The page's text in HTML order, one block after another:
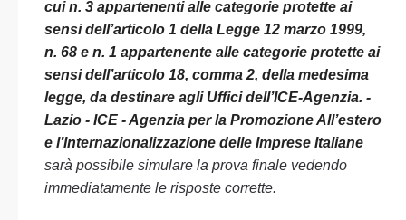
cui n. 3 appartenenti alle categorie protette ai
sensi dell’articolo 1 della Legge 12 marzo 1999,
n. 68 e n. 1 appartenente alle categorie protette ai
sensi dell’articolo 18, comma 2, della medesima
legge, da destinare agli Uffici dell’ICE-Agenzia. -
Lazio - ICE - Agenzia per la Promozione All’estero
e l’Internazionalizzazione delle Imprese Italiane
sarà possibile simulare la prova finale vedendo
immediatamente le risposte corrette.